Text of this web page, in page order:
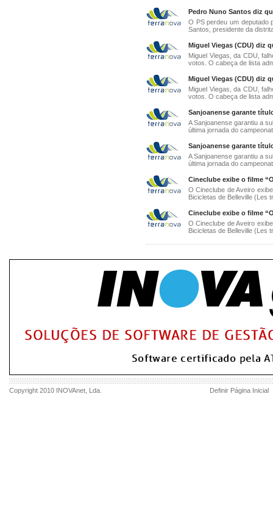
Pedro Nuno Santos diz
O PS perdeu um deputado
Santos, presidente da
Miguel Viegas (CDU) diz
Miguel Viegas, da CDU,
votos. O cabeça de lista
Miguel Viegas (CDU) diz
Miguel Viegas, da CDU,
votos. O cabeça de lista
Sanjoanense garante
A Sanjoanense garantiu a
última jornada do
Sanjoanense garante
A Sanjoanense garantiu a
última jornada do
Cineclube exibe o filme
O Cineclube de Aveiro
Bicicletas de Belleville (Les
Cineclube exibe o filme
O Cineclube de Aveiro
Bicicletas de Belleville (Les
Copyright 2010 INOVAnet , Lda. Definir Página Inicial